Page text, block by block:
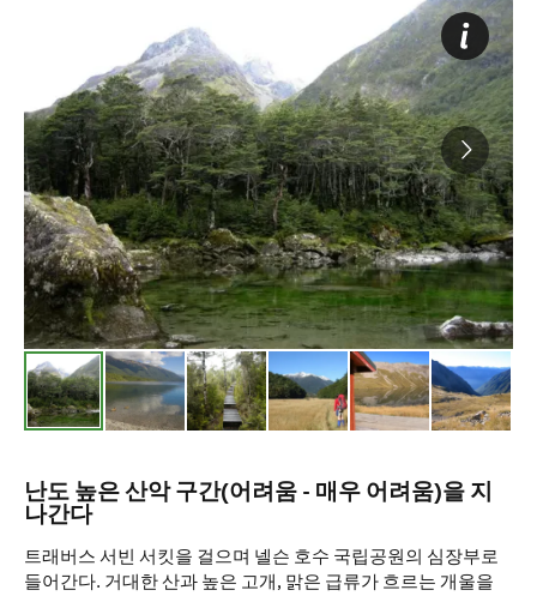
난도 높은 산악 구간(어려움 - 매우 어려움)을 지
나간다
트래버스 서빈 서킷을 걸으며 넬슨 호수 국립공원의 심장부로
들어간다. 거대한 산과 높은 고개, 맑은 급류가 흐르는 개울을